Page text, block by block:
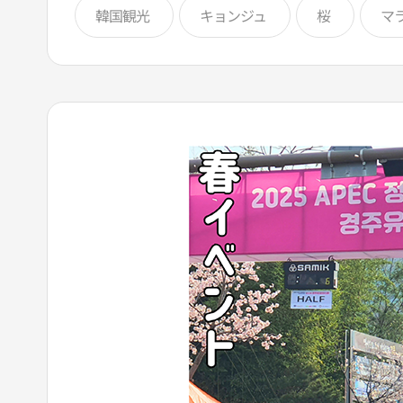
韓国観光 キョンジュ 桜 マ